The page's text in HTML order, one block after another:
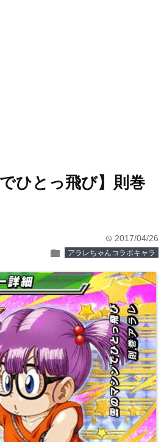
ひとっ飛び】則巻
time 2017/04/26
folder アラレちゃんコラボキャラ